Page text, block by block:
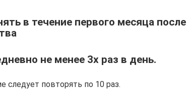
в течение первого месяца после
не менее 3х раз в день.
следует повторять по 10 раз.